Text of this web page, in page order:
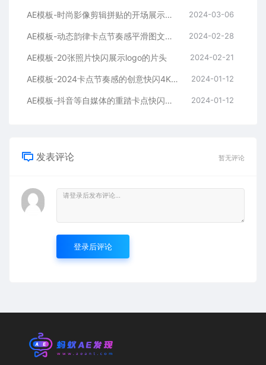
AE模板-时尚影像剪辑拼贴的开场展示片头 2024-03-06
AE模板-动态韵律卡点节奏感平滑图文拼贴宣传片头 2024-02-28
AE模板-20张照片快闪展示logo的片头 2024-02-21
AE模板-2024卡点节奏感的创意快闪4K宣传片头 2024-01-12
AE模板-抖音等自媒体的重踏卡点快闪宣传开场 2024-01-12
发表评论 暂无评论
登录后评论